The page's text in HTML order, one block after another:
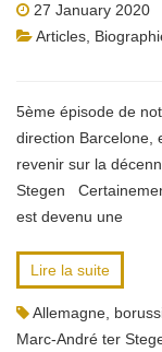
27 January 2020
Articles
5ème épisode de
direction Barcelone,
revenir sur la
Stegen
est devenu une
Lire la suite
Allemagne
Marc-André ter